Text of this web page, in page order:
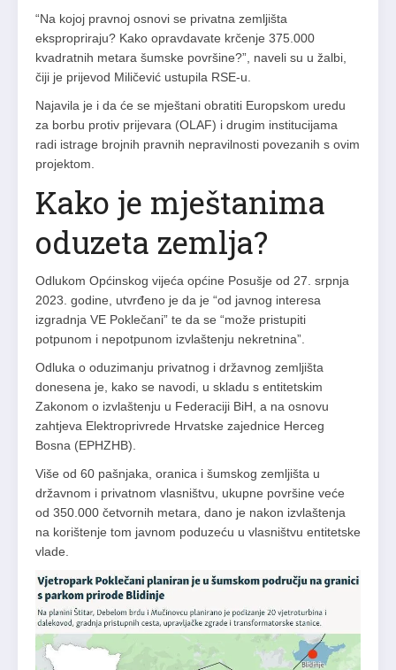
“Na kojoj pravnoj osnovi se privatna zemljišta
ekspropriraju? Kako opravdavate krčenje 375.000
kvadratnih metara šumske površine?”, naveli su u žalbi,
čiji je prijevod Miličević ustupila RSE-u.
Najavila je i da će se mještani obratiti Europskom uredu
za borbu protiv prijevara (OLAF) i drugim institucijama
radi istrage brojnih pravnih nepravilnosti povezanih s ovim
projektom.
Kako je mještanima
oduzeta zemlja?
Odlukom Općinskog vijeća općine Posušje od 27. srpnja
2023. godine, utvrđeno je da je “od javnog interesa
izgradnja VE Poklečani” te da se “može pristupiti
potpunom i nepotpunom izvlaštenju nekretnina”.
Odluka o oduzimanju privatnog i državnog zemljišta
donesena je, kako se navodi, u skladu s entitetskim
Zakonom o izvlaštenju u Federaciji BiH, a na osnovu
zahtjeva Elektroprivrede Hrvatske zajednice Herceg
Bosna (EPHZHB).
Više od 60 pašnjaka, oranica i šumskog zemljišta u
državnom i privatnom vlasništvu, ukupne površine veće
od 350.000 četvornih metara, dano je nakon izvlaštenja
na korištenje tom javnom poduzeću u vlasništvu entitetske
vlade.